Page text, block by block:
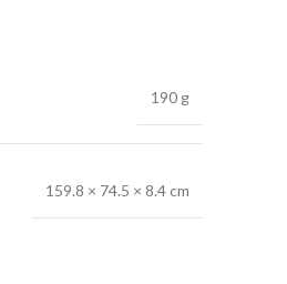
190 g
159.8 × 74.5 × 8.4 cm